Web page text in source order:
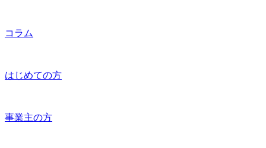
コラム
はじめての方
事業主の方